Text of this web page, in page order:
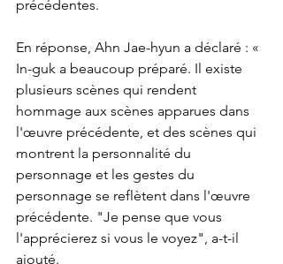
précédentes.
En réponse, Ahn Jae-hyun a déclaré : «
In-guk a beaucoup préparé. Il existe
plusieurs scènes qui rendent
hommage aux scènes apparues dans
l'œuvre précédente, et des scènes qui
montrent la personnalité du
personnage et les gestes du
personnage se reflètent dans l'œuvre
précédente. "Je pense que vous
l'apprécierez si vous le voyez", a-t-il
ajouté.